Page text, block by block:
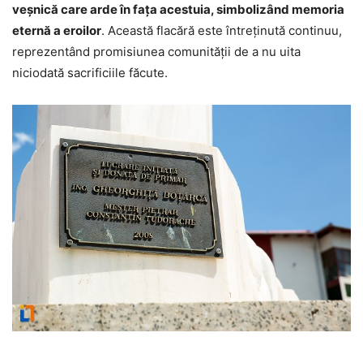
veșnică care arde în fața acestuia, simbolizând memoria
eternă a eroilor. Această flacără este întreținută continuu,
reprezentând promisiunea comunității de a nu uita
niciodată sacrificiile făcute.